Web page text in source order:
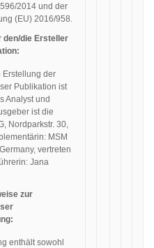
2014 und der
(EU) 2016/958.
den/die Ersteller
Erstellung der
Publikation ist
Analyst und
ist die
Nordparkstr. 30,
MSM
vertreten
Jana
zur
enthält sowohl